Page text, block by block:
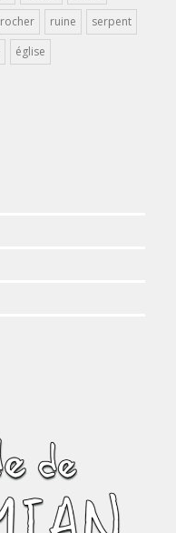
rocher ruine
serpent
église